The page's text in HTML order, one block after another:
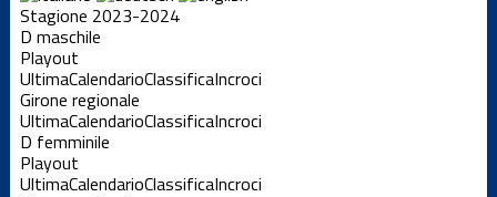
Stagione 2023-2024
D maschile
Playout
UltimaCalendarioClassificaIncroci
Girone regionale
UltimaCalendarioClassificaIncroci
D femminile
Playout
UltimaCalendarioClassificaIncroci